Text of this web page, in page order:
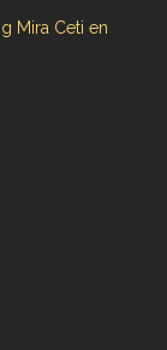
Mira Ceti en